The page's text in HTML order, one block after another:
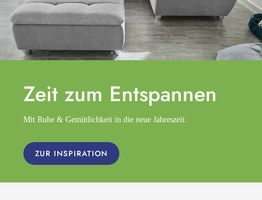
Zeit zum Entspannen
Mit Ruhe & Gemütlichkeit in die neue Jahreszeit.
ZUR INSPIRATION